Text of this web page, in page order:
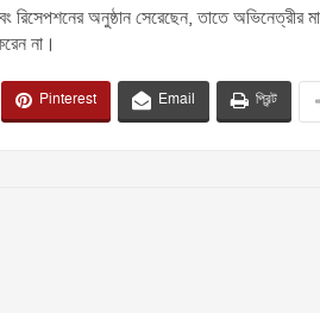
রিসেপশনের অনুষ্ঠান সেরেছেন, তাতে
না।
Pinterest Email প্রিন্ট